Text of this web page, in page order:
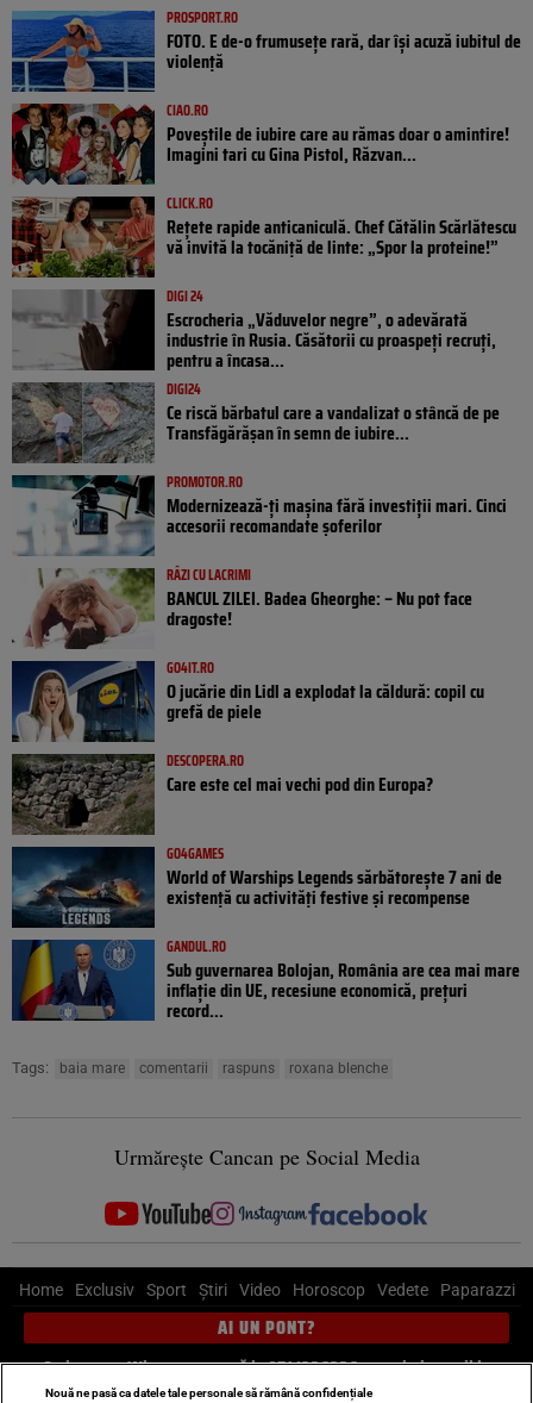
PROSPORT.RO
FOTO. E de-o frumusețe rară, dar își acuză iubitul de
violență
CIAO.RO
Poveştile de iubire care au rămas doar o amintire!
Imagini tari cu Gina Pistol, Răzvan...
CLICK.RO
Rețete rapide anticaniculă. Chef Cătălin Scărlătescu
vă invită la tocăniță de linte: „Spor la proteine!”
DIGI 24
Escrocheria „Văduvelor negre”, o adevărată
industrie în Rusia. Căsătorii cu proaspeți recruți,
pentru a încasa...
DIGI24
Ce riscă bărbatul care a vandalizat o stâncă de pe
Transfăgărășan în semn de iubire...
PROMOTOR.RO
Modernizează-ți mașina fără investiții mari. Cinci
accesorii recomandate șoferilor
RÂZI CU LACRIMI
BANCUL ZILEI. Badea Gheorghe: – Nu pot face
dragoste!
GO4IT.RO
O jucărie din Lidl a explodat la căldură: copil cu
grefă de piele
DESCOPERA.RO
Care este cel mai vechi pod din Europa?
GO4GAMES
World of Warships Legends sărbătorește 7 ani de
existență cu activități festive și recompense
GANDUL.RO
Sub guvernarea Bolojan, România are cea mai mare
inflație din UE, recesiune economică, prețuri
record...
Tags: baia mare comentarii raspuns roxana blenche
Urmărește Cancan pe Social Media
Home Exclusiv Sport Știri Video Horoscop Vedete Paparazzi
AI UN PONT?
Scrie-ne pe Whatsapp, sună la 0741226226 sau trimite mail la
pont@cancan.ro
Nouă ne pasă ca datele tale personale să rămână confidențiale